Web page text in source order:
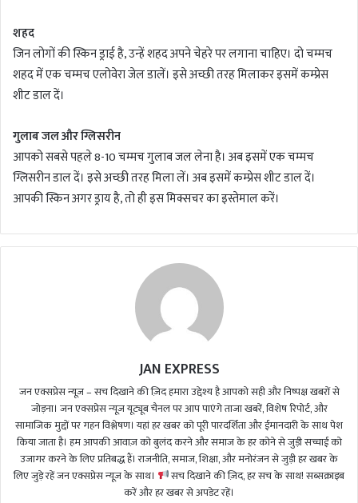
शहद
जिन लोगों की स्किन ड्राई है, उन्हें शहद अपने चेहरे पर लगाना चाहिए। दो चम्मच
शहद में एक चम्मच एलोवेरा जेल डालें। इसे अच्छी तरह मिलाकर इसमें कम्प्रेस
शीट डाल दें।
गुलाब जल और ग्लिसरीन
आपको सबसे पहले 8-10 चम्मच गुलाब जल लेना है। अब इसमें एक चम्मच
ग्लिसरीन डाल दें। इसे अच्छी तरह मिला लें। अब इसमें कम्प्रेस शीट डाल दें।
आपकी स्किन अगर ड्राय है, तो ही इस मिक्सचर का इस्तेमाल करें।
JAN EXPRESS
जन एक्सप्रेस न्यूज़ – सच दिखाने की ज़िद हमारा उद्देश्य है आपको सही और निष्पक्ष खबरों से
जोड़ना। जन एक्सप्रेस न्यूज़ यूट्यूब चैनल पर आप पाएंगे ताजा खबरें, विशेष रिपोर्ट, और
सामाजिक मुद्दों पर गहन विश्लेषण। यहां हर खबर को पूरी पारदर्शिता और ईमानदारी के साथ पेश
किया जाता है। हम आपकी आवाज़ को बुलंद करने और समाज के हर कोने से जुड़ी सच्चाई को
उजागर करने के लिए प्रतिबद्ध हैं। राजनीति, समाज, शिक्षा, और मनोरंजन से जुड़ी हर खबर के
लिए जुड़े रहें जन एक्सप्रेस न्यूज़ के साथ।
सच दिखाने की ज़िद, हर सच के साथ! सब्सक्राइब
करें और हर खबर से अपडेट रहें।